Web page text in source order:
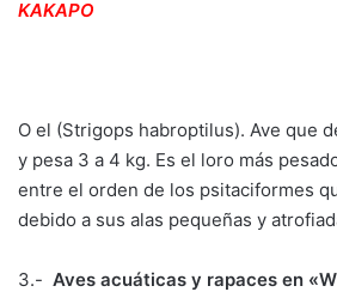
KAKAPO
O el (Strigops habroptilus). Ave que
y pesa 3 a 4 kg. Es el loro más
entre el orden de los psitaciformes
debido a sus alas pequeñas y
3.- Aves acuáticas y rapaces en